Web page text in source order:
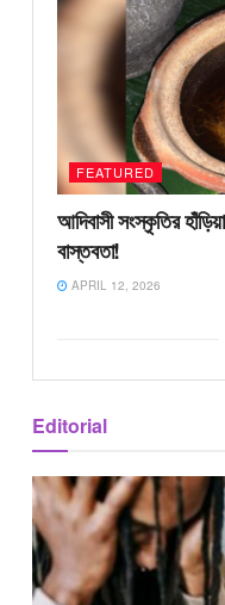
FEATURED
আদিবাসী সংস্কৃতির
বাস্তবতা!
APRIL 12, 2026
Editorial